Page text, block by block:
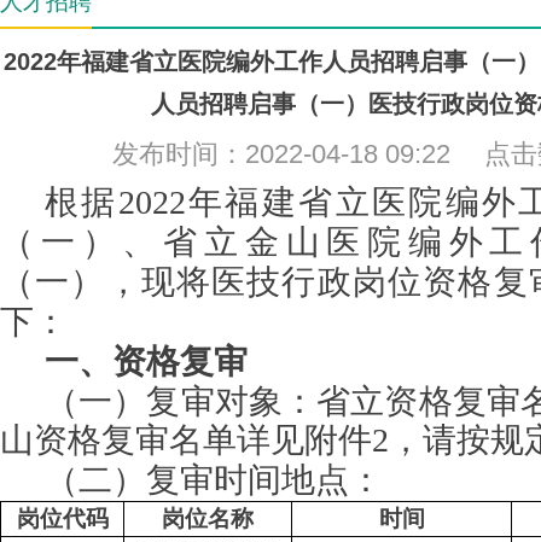
2022年福建省立医院编外工作人员招聘启事（一
人员招聘启事（一）医技行政岗位
发布时间：2022-04-18 09:22 点
根据2022年福建省立医院编外
（ 一） 、省立金山医院编外工
（一），现将医技行政岗位资格复
下：
一、资格复审
（一）复审对象：省立资格复审
山资格复审名单详见附件2， 请按规
（二）复审时间地点：
岗位代码 岗位名称 时间